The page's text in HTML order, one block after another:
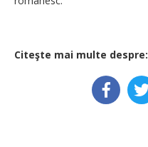
Citeşte mai multe despre: